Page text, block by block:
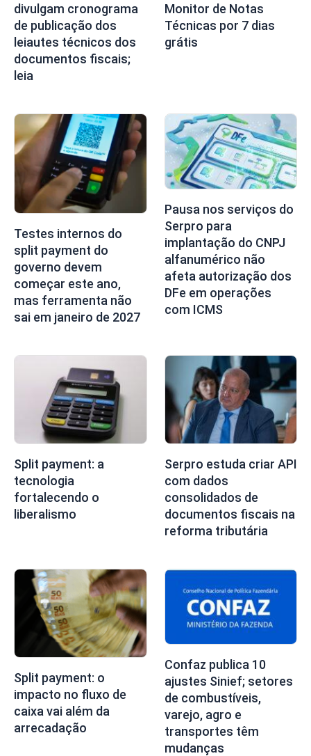
divulgam cronograma
de publicação dos
leiautes técnicos dos
documentos fiscais;
leia
Monitor de Notas
Técnicas por 7 dias
grátis
Testes internos do
split payment do
governo devem
começar este ano,
mas ferramenta não
sai em janeiro de 2027
Pausa nos serviços do
Serpro para
implantação do CNPJ
alfanumérico não
afeta autorização dos
DFe em operações
com ICMS
Split payment: a
tecnologia
fortalecendo o
liberalismo
Serpro estuda criar API
com dados
consolidados de
documentos fiscais na
reforma tributária
Split payment: o
impacto no fluxo de
caixa vai além da
arrecadação
Confaz publica 10
ajustes Sinief; setores
de combustíveis,
varejo, agro e
transportes têm
mudanças